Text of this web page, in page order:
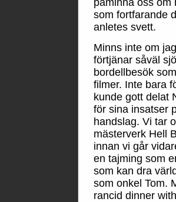
som fortfarande
anletes svett.
Minns inte om
förtjänar såväl
bordellbesök
filmer. Inte bara
kunde gott delat
för sina insatser
handslag. Vi tar
mästerverk Hell
innan vi går
en tajming som
som kan dra
som onkel Tom.
rancid dinner